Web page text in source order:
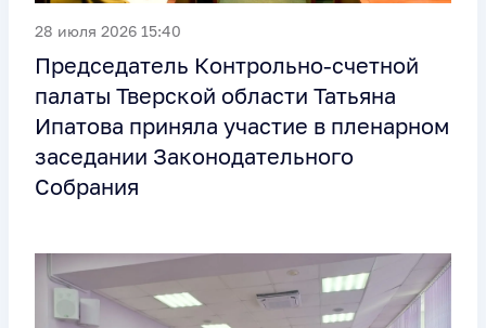
28 июля 2026 15:40
Председатель Контрольно-счетной
палаты Тверской области Татьяна
Ипатова приняла участие в пленарном
заседании Законодательного
Собрания